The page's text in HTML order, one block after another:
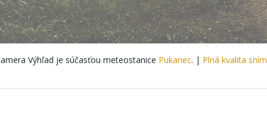
Výhľad je súčasťou meteostanice Pukanec. | Plná kvalita